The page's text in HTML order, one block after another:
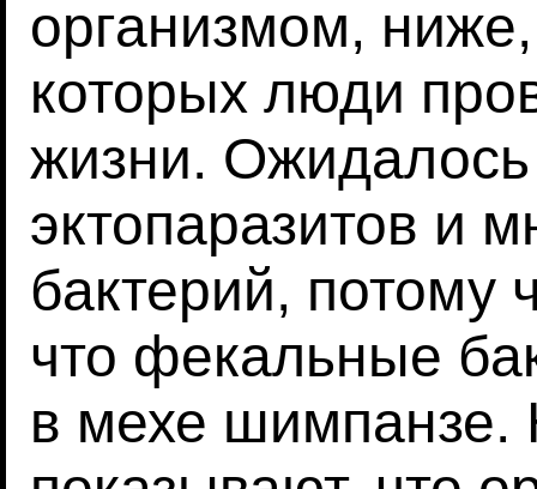
организмом,
которых люди
жизни. Ожидалось
эктопаразитов и
бактерий, потому
что фекальные
в мехе шимпанзе.